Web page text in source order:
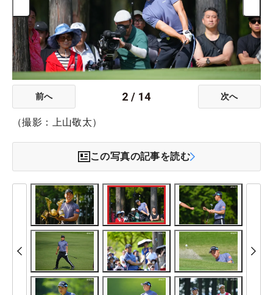
前へ 2 / 14 次へ
（撮影：上山敬太）
この写真の記事を読む